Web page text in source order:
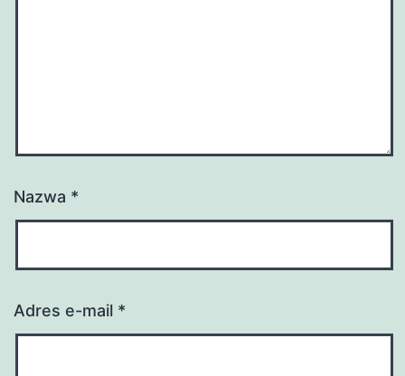
Nazwa *
Adres e-mail *